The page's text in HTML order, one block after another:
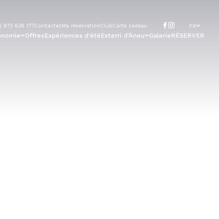
973 626 177ContactezMa réservationClubCarte cadeau FR
OffresExpériences d'étéEsterri d'Àneu GalerieRÉSERVER